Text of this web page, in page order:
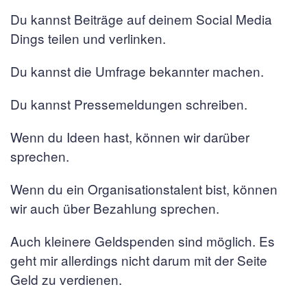
Du kannst Beiträge auf deinem Social Media
Dings teilen und verlinken.
Du kannst die Umfrage bekannter machen.
Du kannst Pressemeldungen schreiben.
Wenn du Ideen hast, können wir darüber
sprechen.
Wenn du ein Organisationstalent bist, können
wir auch über Bezahlung sprechen.
Auch kleinere Geldspenden sind möglich. Es
geht mir allerdings nicht darum mit der Seite
Geld zu verdienen.